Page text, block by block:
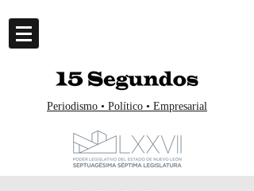
Periodismo • Político • Empresarial